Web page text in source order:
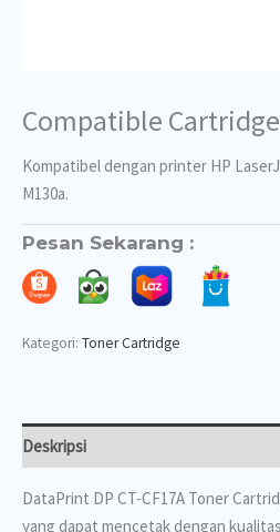
Compatible
Kompatibel dengan printer HP
M130a.
Pesan Sekarang :
Kategori: Toner Cartridge
Deskripsi
DataPrint DP CT-CF17A Toner
yang dapat mencetak dengan